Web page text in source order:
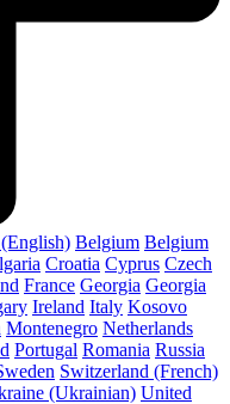
Belgium Belgium
Croatia Cyprus Czech
France Georgia Georgia
Ireland Italy Kosovo
Montenegro Netherlands
Portugal Romania Russia
Switzerland (French)
(Ukrainian) United